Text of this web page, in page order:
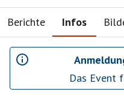
Berichte Infos
Das Event